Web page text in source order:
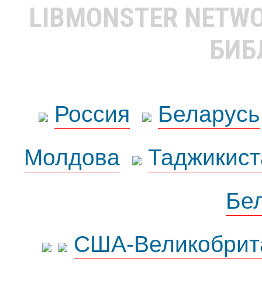
LIBMONSTER
Россия
Беларусь
Молдова
США-